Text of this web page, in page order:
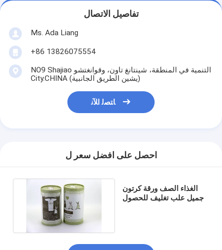
تفاصيل الاتصال
Ms. Ada Liang
+86 13826075554
NO9 Shajiao التنمية في المنطقة، شينتانغ تاون، وقوانغتشو
City.CHINA (يشين الطريق الجانبية)
ﺎﺘﺼﻟ ﺍﻶﻧ
احصل على افضل سعر ل
الغذاء الصف ورقة كرتون
جميل علب تغليف للحصول